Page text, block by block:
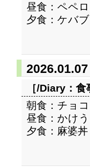
昼食：ペペ
夕食：ケバ
2026.01.07
［/Diary： 食
朝食：チョ
昼食：かけ
夕食：麻婆丼